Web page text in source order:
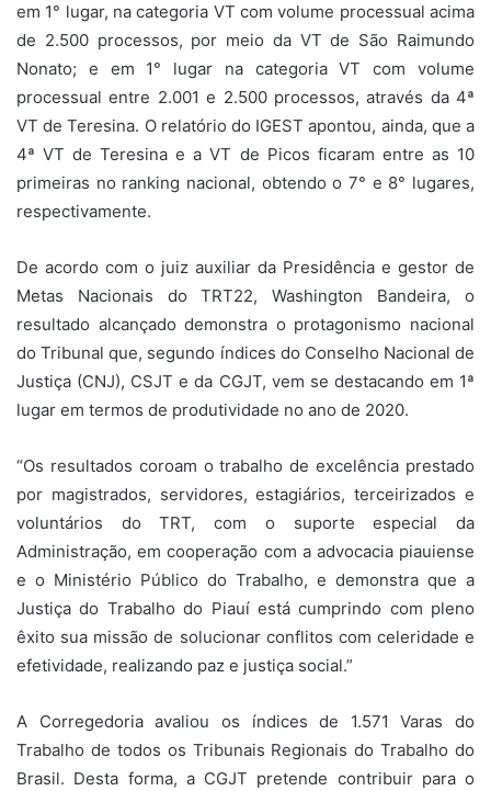
em 1° lugar, na categoria VT com volume processual acima
de 2.500 processos, por meio da VT de São Raimundo
Nonato; e em 1° lugar na categoria VT com volume
processual entre 2.001 e 2.500 processos, através da 4ª
VT de Teresina. O relatório do IGEST apontou, ainda, que a
4ª VT de Teresina e a VT de Picos ficaram entre as 10
primeiras no ranking nacional, obtendo o 7° e 8° lugares,
respectivamente.
De acordo com o juiz auxiliar da Presidência e gestor de
Metas Nacionais do TRT22, Washington Bandeira, o
resultado alcançado demonstra o protagonismo nacional
do Tribunal que, segundo índices do Conselho Nacional de
Justiça (CNJ), CSJT e da CGJT, vem se destacando em 1ª
lugar em termos de produtividade no ano de 2020.
“Os resultados coroam o trabalho de excelência prestado
por magistrados, servidores, estagiários, terceirizados e
voluntários do TRT, com o suporte especial da
Administração, em cooperação com a advocacia piauiense
e o Ministério Público do Trabalho, e demonstra que a
Justiça do Trabalho do Piauí está cumprindo com pleno
êxito sua missão de solucionar conflitos com celeridade e
efetividade, realizando paz e justiça social.”
A Corregedoria avaliou os índices de 1.571 Varas do
Trabalho de todos os Tribunais Regionais do Trabalho do
Brasil. Desta forma, a CGJT pretende contribuir para o